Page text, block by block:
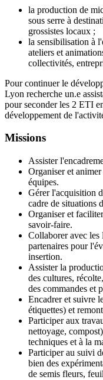
la production de
sous serre à
grossistes locaux ;
la sensibilisation à
ateliers et
collectivités,
Pour continuer le
Lyon recherche un.e
pour seconder les 2 ETI
développement de
Missions
Assister
Organiser et
équipes.
Gérer l'acquisition
cadre de situations
Organiser et
savoir-faire.
Collaborer avec les
partenaires pour
insertion.
Assister la
des cultures,
des commandes et
Encadrer et suivre
étiquettes) et
Participer aux
nettoyage,
techniques et à la
Participer au suivi
bien des
de semis fleurs,